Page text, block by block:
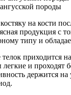
породы
на кости
продукция с
типу и
приходится
и проходят
держится на